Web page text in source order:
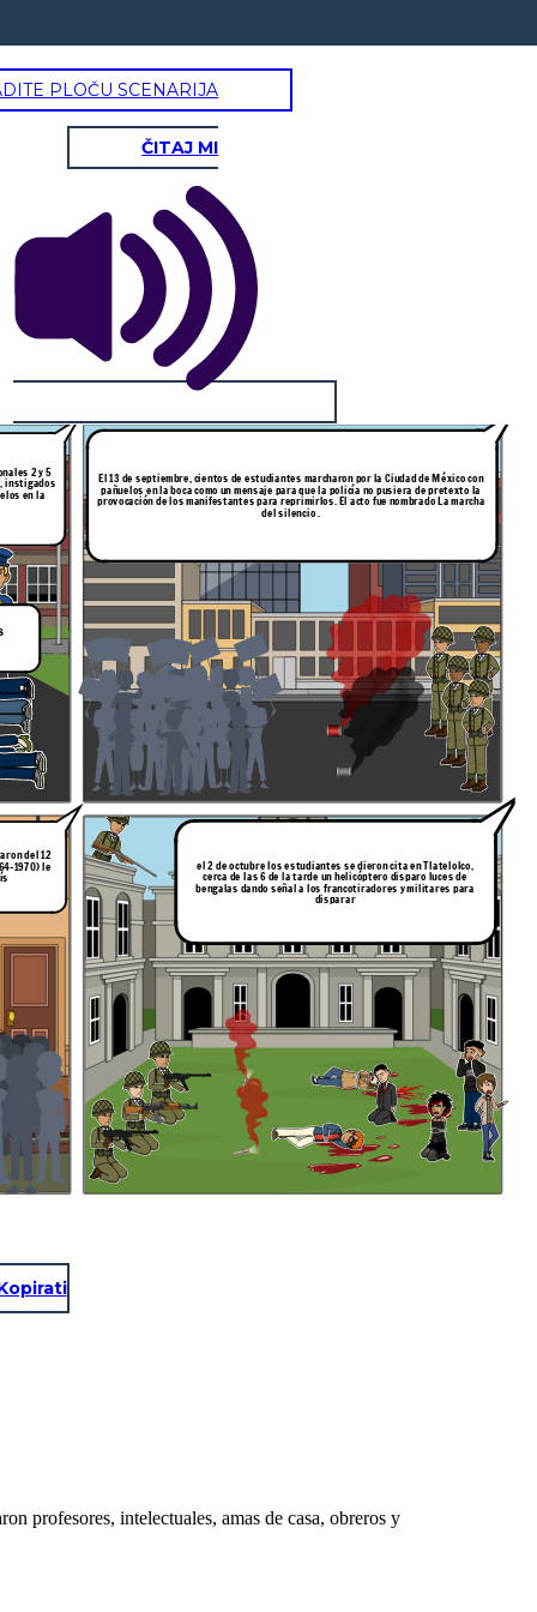
PLOČU SCENARIJA
ČITAJ MI
2 y 5
del 12
1970) le el 2 de octubre los estudiantes se dieron cita en Tlatelolco,
cerca de las 6 de la tarde un helicóptero disparo luces de
bengalas dando señal a los francotiradores y militares para
disparar
El 13 de septiembre, cientos de estudiantes marcharon por la Ciudad de México con
pañuelos en la boca como un mensaje para que la policía no pusiera de pretexto la
provocación de los manifestantes para reprimirlos. El acto fue nombrado La marcha
del silencio .
profesores, intelectuales, amas de casa, obreros y